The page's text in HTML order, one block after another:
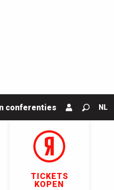
conferenties
Zoek
NL
TICKETS
KOPEN